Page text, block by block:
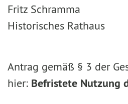
Fritz Schramma
Historisches Rathaus
Antrag gemäß § 3 der
hier: Befristete Nutzung